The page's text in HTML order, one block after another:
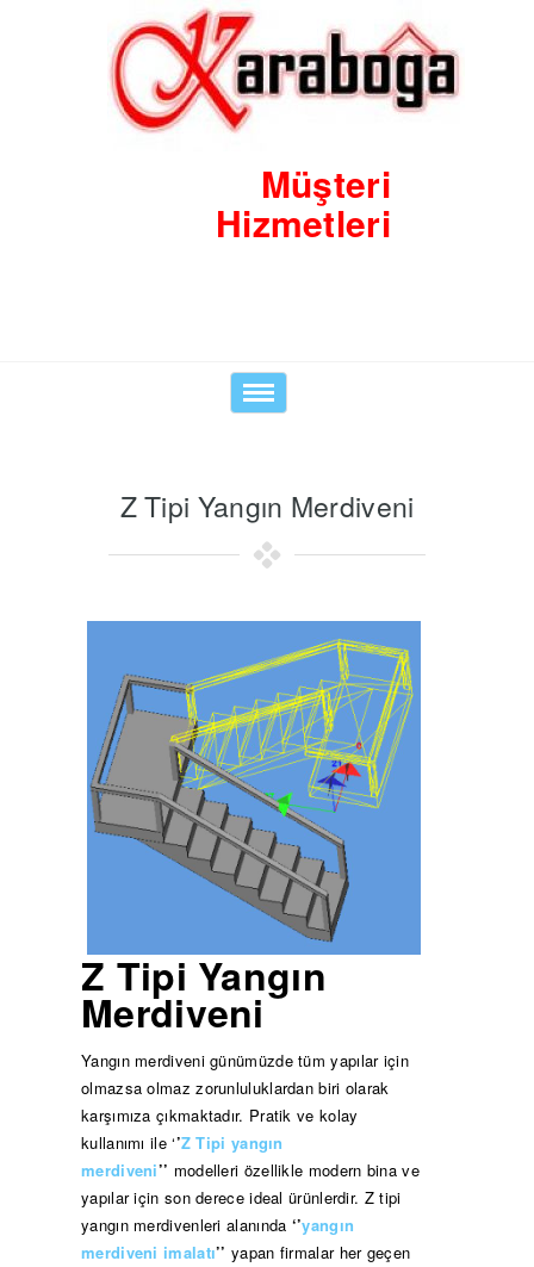
Müşteri
Hizmetleri
Toggle
navigation
Z Tipi Yangın Merdiveni
Z Tipi Yangın
Merdiveni
Yangın merdiveni günümüzde tüm yapılar için
olmazsa olmaz zorunluluklardan biri olarak
karşımıza çıkmaktadır. Pratik ve kolay
kullanımı ile ‘’Z Tipi yangın
merdiveni’’ modelleri özellikle modern bina ve
yapılar için son derece ideal ürünlerdir. Z tipi
yangın merdivenleri alanında ‘’yangın
merdiveni imalatı’’ yapan firmalar her geçen